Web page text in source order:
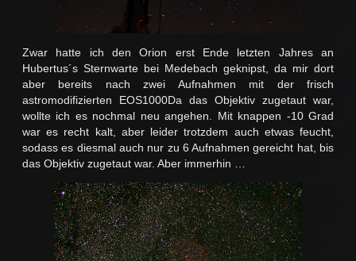
Zwar hatte ich den Orion erst Ende letzten Jahres an
Hubertus´s Sternwarte bei Medebach geknipst, da mir dort
aber bereits nach zwei Aufnahmen mit der frisch
astromodifizierten EOS1000Da das Objektiv zugetaut war,
wollte ich es nochmal neu angehen. Mit knappen -10 Grad
war es recht kalt, aber leider trotzdem auch etwas feucht,
sodass es diesmal auch nur zu 6 Aufnahmen gereicht hat, bis
das Objektiv zugetaut war. Aber immerhin …